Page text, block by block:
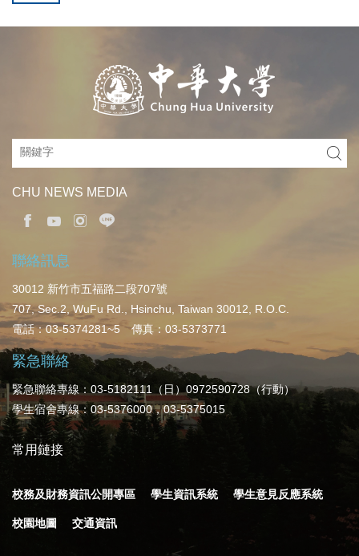
CHU NEWS MEDIA
聯絡訊息
30012 新竹市五福路二段707號
707, Sec.2, WuFu Rd., Hsinchu, Taiwan 30012, R.O.C.
電話：03-5374281~5 傳真：03-5373771
緊急聯絡
緊急聯絡專線：03-5182111（日）0972590728（行動）
學生宿舍專線：03-5376000，03-5375015
常用鏈接
校務及財務資訊公開專區 學生資訊系統 學生意見反應系統
校園地圖 交通資訊